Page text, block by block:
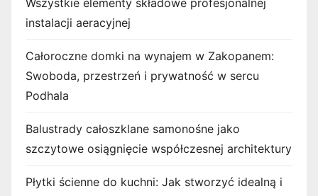
Wszystkie elementy składowe profesjonalnej
instalacji aeracyjnej
Całoroczne domki na wynajem w Zakopanem:
Swoboda, przestrzeń i prywatność w sercu
Podhala
Balustrady całoszklane samonośne jako
szczytowe osiągnięcie współczesnej architektury
Płytki ścienne do kuchni: Jak stworzyć idealną i